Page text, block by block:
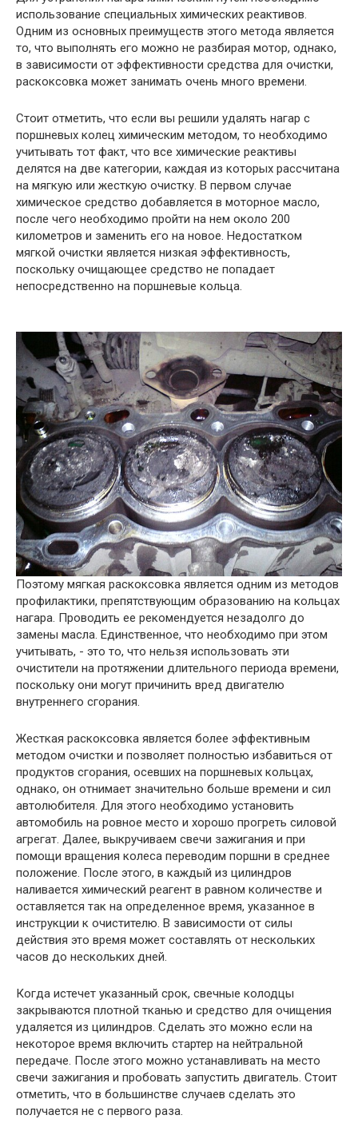
использование специальных химических реактивов.
Одним из основных преимуществ этого метода является
то, что выполнять его можно не разбирая мотор, однако,
в зависимости от эффективности средства для очистки,
раскоксовка может занимать очень много времени.
Стоит отметить, что если вы решили удалять нагар с
поршневых колец химическим методом, то необходимо
учитывать тот факт, что все химические реактивы
делятся на две категории, каждая из которых рассчитана
на мягкую или жесткую очистку. В первом случае
химическое средство добавляется в моторное масло,
после чего необходимо пройти на нем около 200
километров и заменить его на новое. Недостатком
мягкой очистки является низкая эффективность,
поскольку очищающее средство не попадает
непосредственно на поршневые кольца.
Поэтому мягкая раскоксовка является одним из методов
профилактики, препятствующим образованию на кольцах
нагара. Проводить ее рекомендуется незадолго до
замены масла. Единственное, что необходимо при этом
учитывать, - это то, что нельзя использовать эти
очистители на протяжении длительного периода времени,
поскольку они могут причинить вред двигателю
внутреннего сгорания.
Жесткая раскоксовка является более эффективным
методом очистки и позволяет полностью избавиться от
продуктов сгорания, осевших на поршневых кольцах,
однако, он отнимает значительно больше времени и сил
автолюбителя. Для этого необходимо установить
автомобиль на ровное место и хорошо прогреть силовой
агрегат. Далее, выкручиваем свечи зажигания и при
помощи вращения колеса переводим поршни в среднее
положение. После этого, в каждый из цилиндров
наливается химический реагент в равном количестве и
оставляется так на определенное время, указанное в
инструкции к очистителю. В зависимости от силы
действия это время может составлять от нескольких
часов до нескольких дней.
Когда истечет указанный срок, свечные колодцы
закрываются плотной тканью и средство для очищения
удаляется из цилиндров. Сделать это можно если на
некоторое время включить стартер на нейтральной
передаче. После этого можно устанавливать на место
свечи зажигания и пробовать запустить двигатель. Стоит
отметить, что в большинстве случаев сделать это
получается не с первого раза.